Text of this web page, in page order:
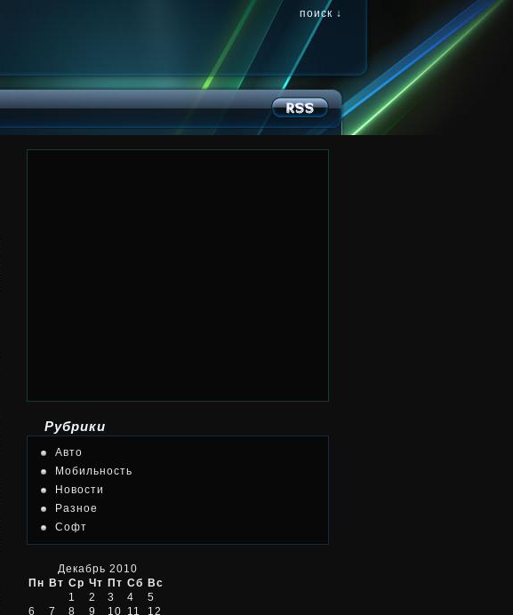
поиск ↓
Рубрики
Авто
Мобильность
Новости
Разное
Софт
Декабрь 2010
Пн Вт Ср Чт Пт Сб Вс
1
2 3 4
5
6
7 8 9 10 11
12